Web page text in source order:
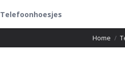
Telefoonhoesjes
Home /